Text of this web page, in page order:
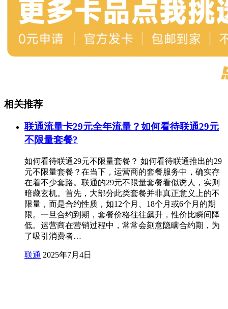
相关推荐
联通流量卡29元全年流量？如何看待联通29元
不限量套餐?
如何看待联通29元不限量套餐？ 如何看待联通推出的29
元不限量套餐？在当下，运营商的套餐服务中，确实存
在着不少套路。联通的29元不限量套餐看似诱人，实则
暗藏玄机。首先，大部分此类套餐并非真正意义上的不
限量，而是合约性质，如12个月、18个月或6个月的期
限。一旦合约到期，套餐价格往往飙升，性价比瞬间降
低。运营商在营销过程中，常常会刻意隐瞒合约期，为
了吸引消费者…
联通 2025年7月4日